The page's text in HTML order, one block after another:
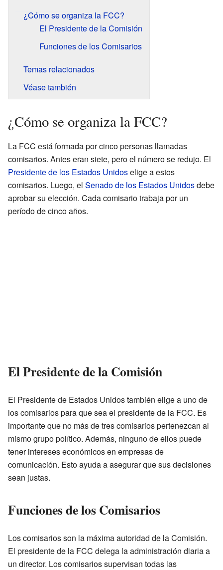
¿Cómo se organiza la FCC?
El Presidente de la Comisión
Funciones de los Comisarios
Temas relacionados
Véase también
¿Cómo se organiza la FCC?
La FCC está formada por cinco personas llamadas
comisarios. Antes eran siete, pero el número se redujo. El
Presidente de los Estados Unidoselige a estos
comisarios. Luego, el Senado de los Estados Unidosdebe
aprobar su elección. Cada comisario trabaja por un
período de cinco años.
El Presidente de la Comisión
El Presidente de Estados Unidos también elige a uno de
los comisarios para que sea el presidente de la FCC. Es
importante que no más de tres comisarios pertenezcan al
mismo grupo político. Además, ninguno de ellos puede
tener intereses económicos en empresas de
comunicación. Esto ayuda a asegurar que sus decisiones
sean justas.
Funciones de los Comisarios
Los comisarios son la máxima autoridad de la Comisión.
El presidente de la FCC delega la administración diaria a
un director. Los comisarios supervisan todas las